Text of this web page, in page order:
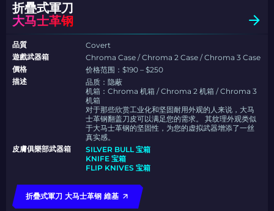
折疊式軍刀
大马士革钢
品質
Covert
遊戲武器箱
Chroma Case / Chroma 2 Case / Chroma 3 Case
價格
价格范围：$190 – $250
描述
品质：隐蔽
机箱：Chroma 机箱 / Chroma 2 机箱 / Chroma 3
机箱
对于那些欣赏工业化和坚固耐用外观的人来说，大马
士革钢翻盖刀皮可以满足您的需求。 其纹理外观类似
于大马士革钢的坚固性，为您的虚拟武器增添了一丝
真实感。
皮膚俱樂部武器箱
SILVER BULL 宝箱
KNIFE 宝箱
FLIP KNIVES 宝箱
折疊式軍刀 大马士革钢 維基